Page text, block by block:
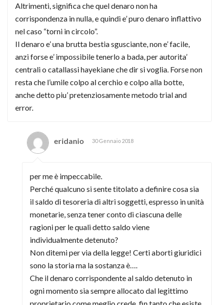
Altrimenti, significa che quel denaro non ha
corrispondenza in nulla, e quindi e’ puro denaro inflattivo
nel caso “torni in circolo”.
Il denaro e’ una brutta bestia sgusciante, non e’ facile,
anzi forse e’ impossibile tenerlo a bada, per autorita’
centrali o catallassi hayekiane che dir si voglia. Forse non
resta che l’umile colpo al cerchio e colpo alla botte,
anche detto piu’ pretenziosamente metodo trial and
error.
eridanio 30 Gennaio 2018
per me è impeccabile.
Perché qualcuno si sente titolato a definire cosa sia
il saldo di tesoreria di altri soggetti, espresso in unità
monetarie, senza tener conto di ciascuna delle
ragioni per le quali detto saldo viene
individualmente detenuto?
Non ditemi per via della legge! Certi aborti giuridici
sono la storia ma la sostanza è….
Che il denaro corrispondente al saldo detenuto in
ogni momento sia sempre allocato dal legittimo